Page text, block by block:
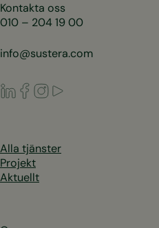
Kontakta oss
010 – 204 19 00
info@sustera.com
LinkedIn
Facebook
Instagram
Alla tjänster
Projekt
Aktuellt